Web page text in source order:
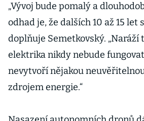
„Vývoj bude pomalý a
odhad je, že dalších 10 až 15 let
doplňuje Semetkovský. „Naráží
elektrika nikdy nebude
nevytvoří nějakou
zdrojem energie.“